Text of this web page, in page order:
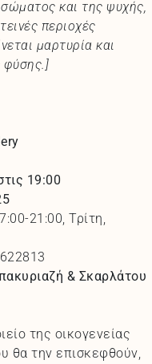
και της ψυχής,
περιοχές
μαρτυρία και
φύσης.]
19:00
21:00, Τρίτη,
& Σκαρλάτου
της οικογενείας
θα την επισκεφθούν,